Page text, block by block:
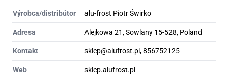
Výrobca/distribútor alu-frost Piotr Świrko
Adresa Alejkowa 21, Sowlany 15-528, Poland
Kontakt sklep@alufrost.pl, 856752125
Web sklep.alufrost.pl